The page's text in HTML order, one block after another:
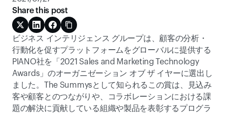
ビジネス インテリジェンス グループは、顧客の分析・
行動化を促すプラットフォームをグローバルに提供する
PIANO社を「2021 Sales and Marketing Technology
Awards」のオーガニゼーション オブ ザ イヤーに選出し
ました。The Summysとして知られるこの賞は、見込み
客や顧客とのつながりや、コラボレーションにおける課
題の解決に貢献している組織や製品を表彰するプログラ
Share this post